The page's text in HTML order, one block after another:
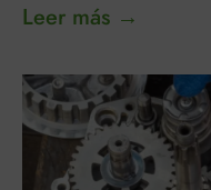
Leer más →